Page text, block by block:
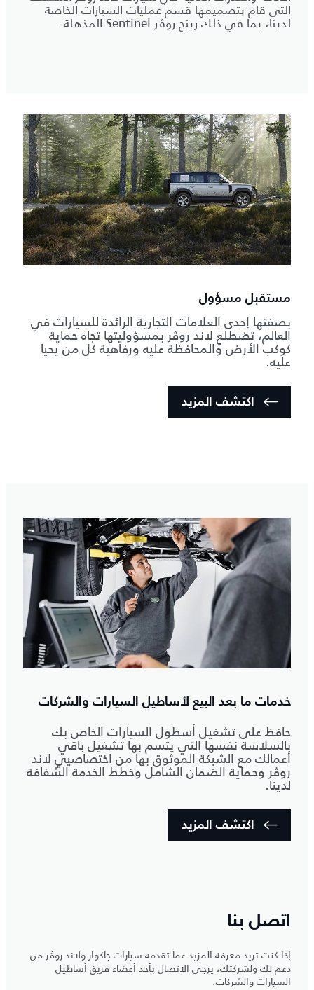
التي قام بتصميمها قسم عمليات السيارات الخاصة
لدينا، بما في ذلك رينج روڤر Sentinel المذهلة.
مستقبل مسؤول
بصفتها إحدى العلامات التجارية الرائدة للسيارات في
العالم، تضطلع لاند روڤر بمسؤوليتها تجاه حماية
كوكب الأرض والمحافظة عليه ورفاهية كل من يحيا
عليه.
اكتشف المزيد
خدمات ما بعد البيع لأساطيل السيارات والشركات
حافظ على تشغيل أسطول السيارات الخاص بك
بالسلاسة نفسها التي يتسم بها تشغيل باقي
أعمالك مع الشبكة الموثوق بها من اختصاصيي لاند
روڤر وحماية الضمان الشامل وخطط الخدمة الشفافة
لدينا.
اكتشف المزيد
اتصل بنا
إذا كنت تريد معرفة المزيد عما تقدمه سيارات جاكوار ولاند روڤر من
دعم لك ولشركتك، يرجى الاتصال بأحد أعضاء فريق أساطيل
السيارات والشركات.